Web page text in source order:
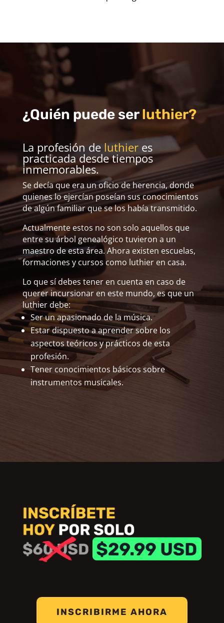
¿Quién puede serluthier?
La profesión deluthieres
practicada desde tiempos
inmemorables.
Se decía que era un oficio de herencia, donde
quienes lo ejercían poseían sus conocimientos
de algún familiar que se los había transmitido.
Actualmente estos no son solo aquellos que
entre su árbol genealógico tuvieron a un
maestro de esta área. Ahora existen escuelas,
formaciones y cursos como luthier en casa.
Lo que sí debes tener en cuenta en caso de
querer incursionar en este mundo, es que un
luthier debe:
Ser un apasionado de la música.
Estar dispuesto a aprender sobre los
aspectos teóricos y prácticos de esta
profesión.
Tener conocimientos básicos sobre
instrumentos musicales.
INSCRIBIRME AHORA